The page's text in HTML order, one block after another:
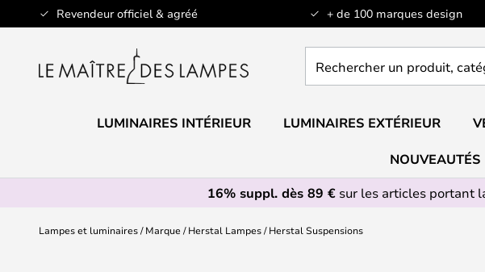
Revendeur officiel & agréé + de 100 marques design
Allez
au
un
catégorie...
LUMINAIRES INTÉRIEUR LUMINAIRES EXTÉRIEUR
NOUVEAUTÉS
16% suppl. dès 89 €sur les articles portant
Lampes et luminaires Marque Herstal Lampes Herstal Suspensions